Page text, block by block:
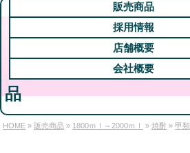
販売商品
採用情報
店舗概要
会社概要
品
HOME » 販売商品 » 1800ｍｌ～2000ｍｌ »焼酎 » 甲類